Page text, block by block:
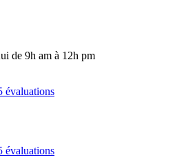
de 9h am à 12h pm
évaluations
évaluations